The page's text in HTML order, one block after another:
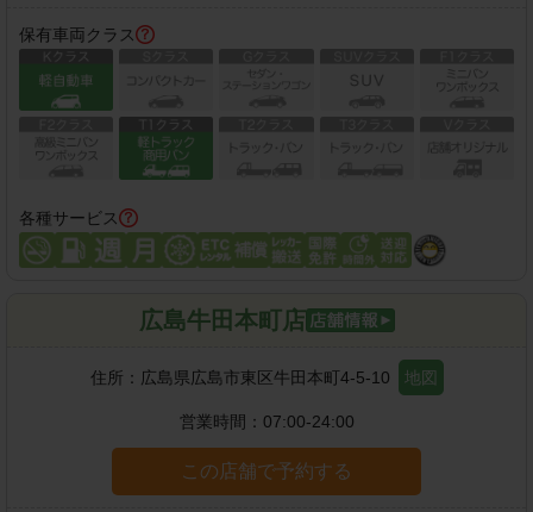
保有車両クラス
各種サービス
広島牛田本町店
住所： 広島県広島市東区牛田本町4-5-10 地図
営業時間： 07:00-24:00
この店舗で予約する